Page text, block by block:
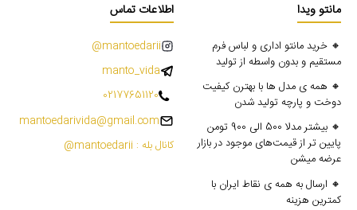
مانتو ویدا
🔸 خرید مانتو اداری و لباس فرم
مستقیم و بدون واسطه از تولید
🔸 همه ی مدل ها با بهترن کیفیت
دوخت و پارچه تولید شدن
🔸 بیشتر مدلا 500 الی 900 تومن
پایین تر از قیمت‌های موجود در بازار
عرضه میشن
🔸 ارسال به همه ی نقاط ایران با
کمترین هزینه
اطلاعات تماس
mantoedarii@
manto_vida
02177651120
mantoedarivida@gmail.com
کانال بله : mantoedarii@